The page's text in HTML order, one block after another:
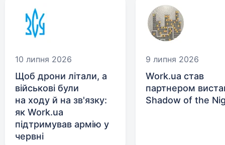
10 липня 2026
Щоб дрони літали, а
військові були
на ходу й на зв'язку:
як Work.ua
підтримував армію у
червні
9 липня 2026
Work.ua став
партнером
Shadow of the